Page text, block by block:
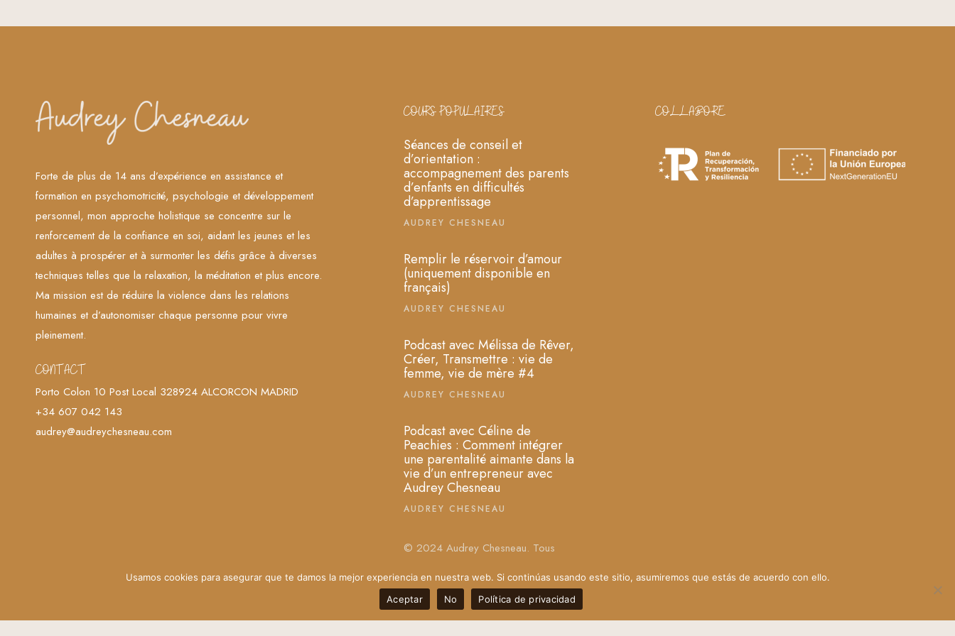
Forte de plus de 14 ans d’expérience en assistance et
formation en psychomotricité, psychologie et développement
personnel, mon approche holistique se concentre sur le
renforcement de la confiance en soi, aidant les jeunes et les
adultes à prospérer et à surmonter les défis grâce à diverses
techniques telles que la relaxation, la méditation et plus encore.
Ma mission est de réduire la violence dans les relations
humaines et d’autonomiser chaque personne pour vivre
pleinement.
CONTACT
Porto Colon 10 Post Local 328924 ALCORCON MADRID
+34 607 042 143
audrey@audreychesneau.com
COURS POPULAIRES
Séances de conseil et
d’orientation :
accompagnement des parents
d’enfants en difficultés
d’apprentissage
AUDREY CHESNEAU
Remplir le réservoir d’amour
(uniquement disponible en
français)
AUDREY CHESNEAU
Podcast avec Mélissa de Rêver,
Créer, Transmettre : vie de
femme, vie de mère #4
AUDREY CHESNEAU
Podcast avec Céline de
Peachies : Comment intégrer
une parentalité aimante dans la
vie d’un entrepreneur avec
Audrey Chesneau
AUDREY CHESNEAU
© 2024 Audrey Chesneau. Tous
COLLABORE
Usamos cookies para asegurar que te damos la mejor experiencia en nuestra web. Si continúas usando este sitio, asumiremos que estás de acuerdo con ello.
Aceptar
No Política de privacidad